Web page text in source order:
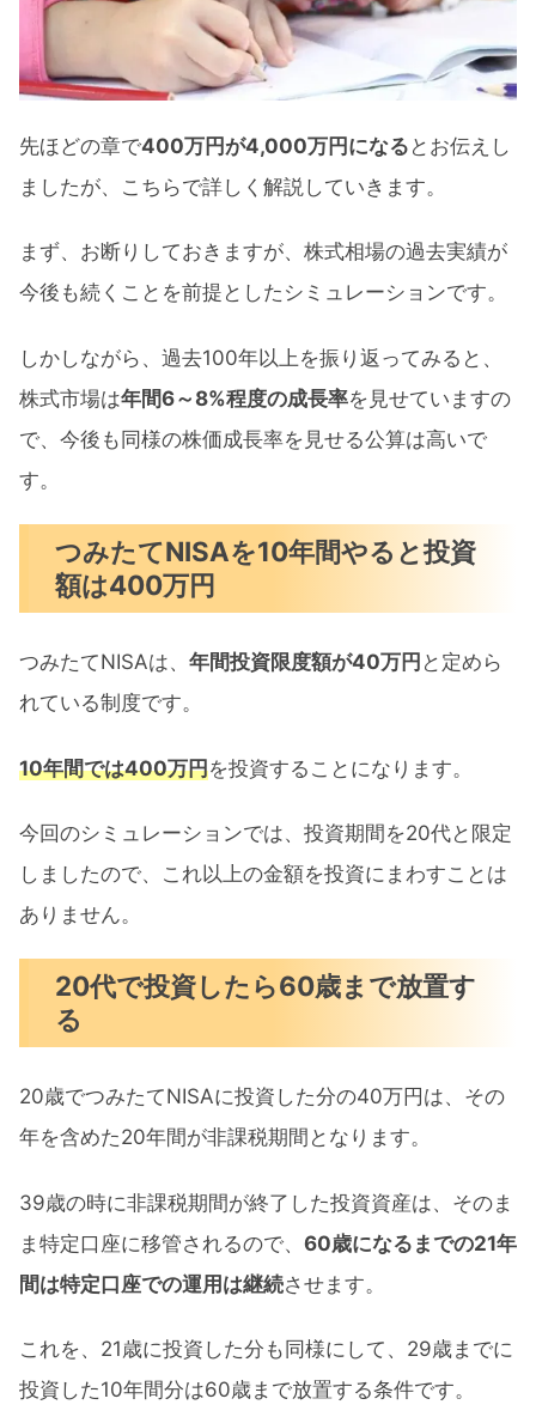
先ほどの章で400万円が4,000万円になる とお伝えし
ましたが、こちらで詳しく解説していきます。
まず、お断りしておきますが、株式相場の過去実績が
今後も続くことを前提としたシミュレーションです。
しかしながら、過去100年以上を振り返ってみると、
株式市場は年間6～8%程度の成長率を見せていますの
で、今後も同様の株価成長率を見せる公算は高いで
す。
つみたてNISAを10年間やると投資
額は400万円
つみたてNISAは、 年間投資限度額が40万円 と定めら
れている制度です。
10年間では400万円を投資することになります。
今回のシミュレーションでは、投資期間を20代と限定
しましたので、これ以上の金額を投資にまわすことは
ありません。
20代で投資したら60歳まで放置す
る
20歳でつみたてNISAに投資した分の40万円は、その
年を含めた20年間が非課税期間となります。
39歳の時に非課税期間が終了した投資資産は、そのま
ま特定口座に移管されるので、 60歳になるまでの21年
間は特定口座での運用は継続させます。
これを、21歳に投資した分も同様にして、29歳までに
投資した10年間分は60歳まで放置する条件です。